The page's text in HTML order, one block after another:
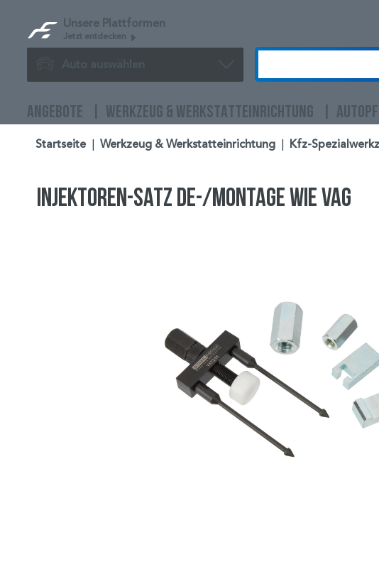
Unsere Plattformen
Jetzt entdecken
Auto auswählen
ANGEBOTE WERKZEUG & WERKSTATTEINRICHTUNG
Startseite Werkzeug & Werkstatteinrichtung Kfz-
Injektoren-Satz De-/Montage wie VAG